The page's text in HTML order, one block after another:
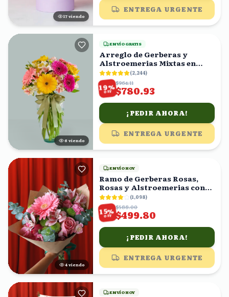
18 viendo
ENTREGA URGENTE
7 viendo
ENVÍO GRATIS
Arreglo de Gerberas y
Alstroemerias Mixtas en
Florero con Moño Verde
(2,244)
19%
OFF
$964.11
$780.93
¡PEDIR AHORA!
ENTREGA URGENTE
4 viendo
ENVÍO HOY
Ramo de Gerberas Rosas,
Rosas y Alstroemerias con
Eucalipto
(1,098)
15%
OFF
$588.00
$499.80
¡PEDIR AHORA!
ENTREGA URGENTE
ENVÍO HOY